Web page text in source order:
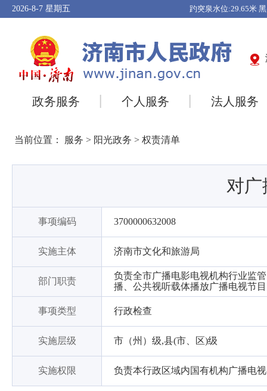
2026-8-7 星期五
政务服务 个人服务 法人服务
当前位置： 服务 > 阳光政务 > 权责清单
对
事项编码 3700000632008
实施主体 济南市文化和旅游局
部门职责
负责全市广播电影电视机构行业监
播、公共视听载体播放广播电视节
事项类型 行政检查
实施层级 市（州）级,县(市、区)级
实施权限 负责本行政区域内国有机构广播电